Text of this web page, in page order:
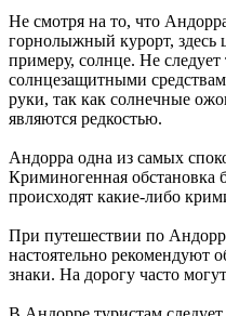
Не смотря на то, что
горнолыжный курорт, здесь
примеру, солнце. Не следует
солнцезащитными
руки, так как солнечные
являются редкостью.
Андорра одна из самых
Криминогенная обстановка
происходят какие-либо
При путешествии по
настоятельно рекомендуют
знаки. На дорогу часто